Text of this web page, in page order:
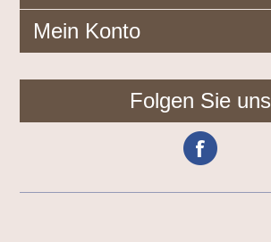
Mein Konto
Folgen Sie uns